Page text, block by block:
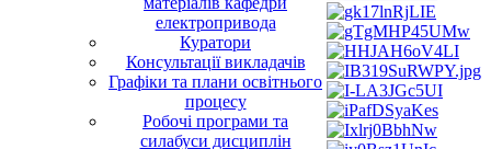
електропривода
Куратори
Консультації викладачів
Графіки та плани освітнього
процесу
Робочі програми та
силабуси дисциплін